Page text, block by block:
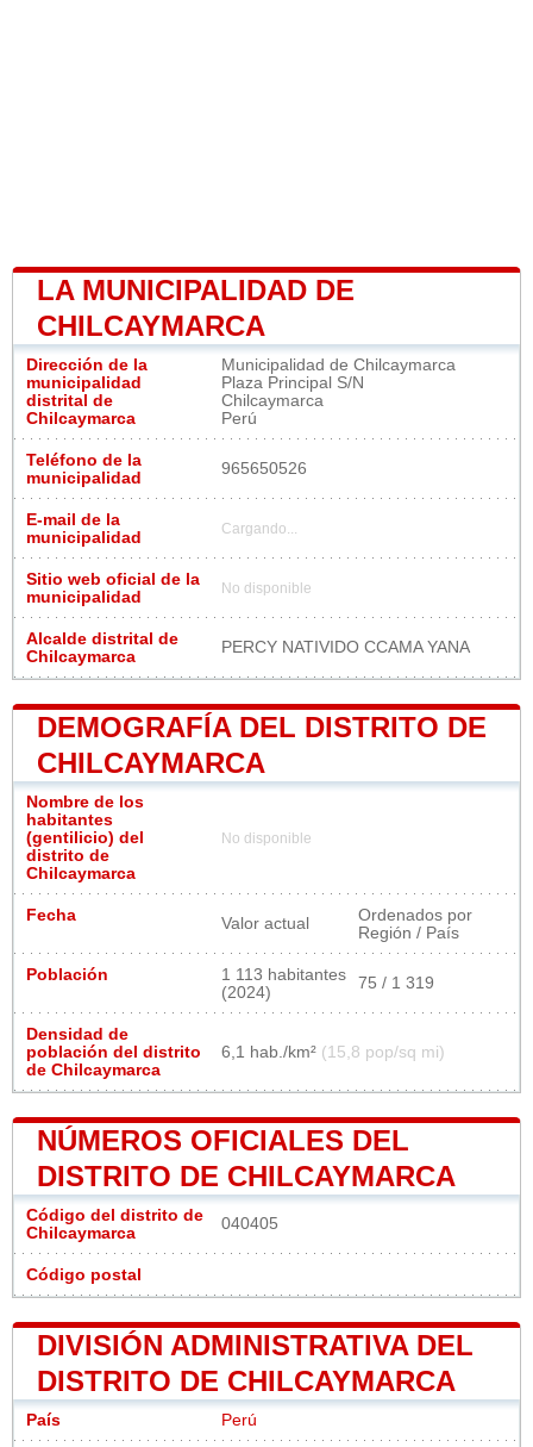
LA MUNICIPALIDAD DE
CHILCAYMARCA
Dirección de la
municipalidad
distrital de
Chilcaymarca
Municipalidad de Chilcaymarca
Plaza Principal S/N
Chilcaymarca
Perú
Teléfono de la
municipalidad
965650526
E-mail de la
municipalidad
Cargando...
Sitio web oficial de la
municipalidad
No disponible
Alcalde distrital de
Chilcaymarca
PERCY NATIVIDO CCAMA YANA
DEMOGRAFÍA DEL DISTRITO DE
CHILCAYMARCA
Nombre de los
habitantes
(gentilicio) del
distrito de
Chilcaymarca
No disponible
Fecha Valor actual
Ordenados por
Región / País
Población
1 113 habitantes
(2024)
75 / 1 319
Densidad de
población del distrito
de Chilcaymarca
6,1 hab./km² (15,8 pop/sq mi)
NÚMEROS OFICIALES DEL
DISTRITO DE CHILCAYMARCA
Código del distrito de
Chilcaymarca
040405
Código postal
DIVISIÓN ADMINISTRATIVA DEL
DISTRITO DE CHILCAYMARCA
País Perú